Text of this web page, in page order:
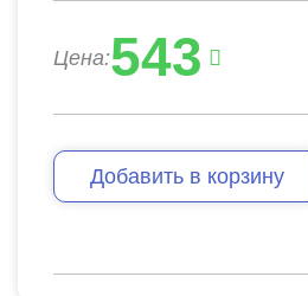
Цена:543
Добавить в корзину